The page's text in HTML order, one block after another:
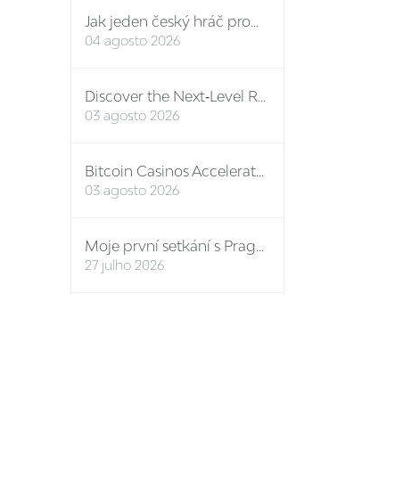
Jak jeden český hráč proměnil vstupní bonus na stovky eur: případová studie Spinboss casino
04 agosto 2026
Discover the Next‑Level Rewards Path at the Premier Online Casino No ID
03 agosto 2026
Bitcoin Casinos Accelerate Growth in Q3 2024, Unveiling New Features and Mega Bonuses
03 agosto 2026
Moje první setkání s Prague-Castle-Tickets: osobní report
27 julho 2026